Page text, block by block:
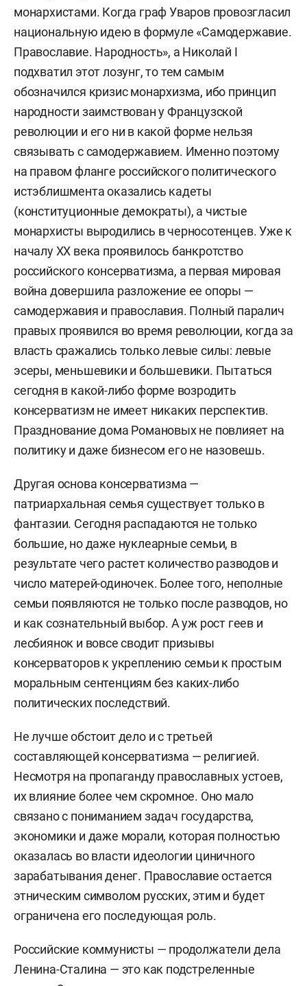
монархистами. Когда граф Уваров провозгласил
национальную идею в формуле «Самодержавие.
Православие. Народность», а Николай I
подхватил этот лозунг, то тем самым
обозначился кризис монархизма, ибо принцип
народности заимствован у Французской
революции и его ни в какой форме нельзя
связывать с самодержавием. Именно поэтому
на правом фланге российского политического
истэблишмента оказались кадеты
(конституционные демократы), а чистые
монархисты выродились в черносотенцев. Уже к
началу ХХ века проявилось банкротство
российского консерватизма, а первая мировая
война довершила разложение ее опоры —
самодержавия и православия. Полный паралич
правых проявился во время революции, когда за
власть сражались только левые силы: левые
эсеры, меньшевики и большевики. Пытаться
сегодня в какой-либо форме возродить
консерватизм не имеет никаких перспектив.
Празднование дома Романовых не повлияет на
политику и даже бизнесом его не назовешь.
Другая основа консерватизма —
патриархальная семья существует только в
фантазии. Сегодня распадаются не только
большие, но даже нуклеарные семьи, в
результате чего растет количество разводов и
число матерей-одиночек. Более того, неполные
семьи появляются не только после разводов, но
и как сознательный выбор. А уж рост геев и
лесбиянок и вовсе сводит призывы
консерваторов к укреплению семьи к простым
моральным сентенциям без каких-либо
политических последствий.
Не лучше обстоит дело и с третьей
составляющей консерватизма — религией.
Несмотря на пропаганду православных устоев,
их влияние более чем скромное. Оно мало
связано с пониманием задач государства,
экономики и даже морали, которая полностью
оказалась во власти идеологии циничного
зарабатывания денег. Православие остается
этническим символом русских, этим и будет
ограничена его последующая роль.
Российские коммунисты — продолжатели дела
Ленина-Сталина — это как подстреленные